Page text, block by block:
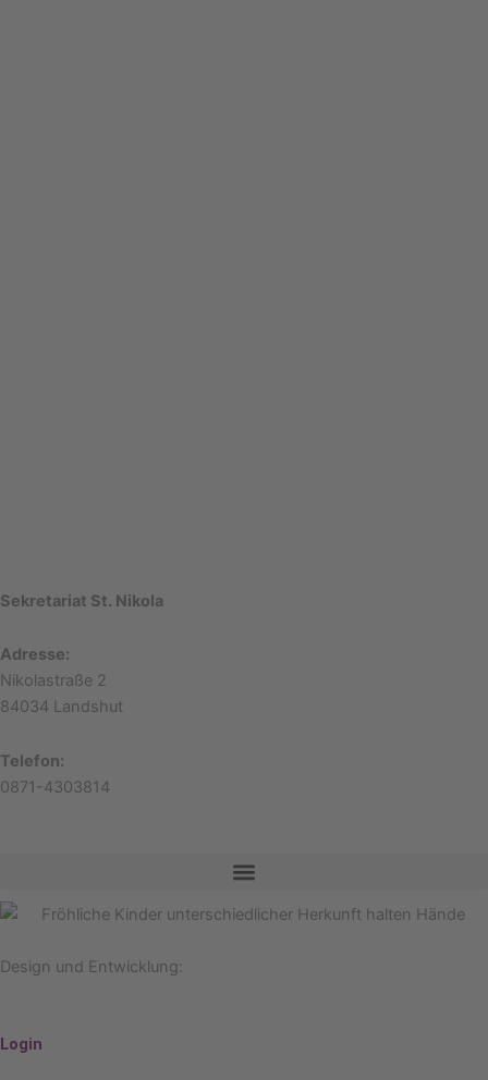
Sekretariat St. Nikola
Adresse:
Nikolastraße 2
84034 Landshut
Telefon:
0871-4303814
Design und Entwicklung:
Login